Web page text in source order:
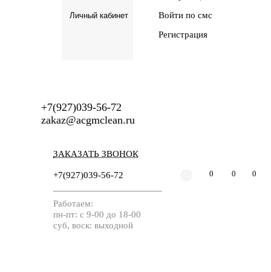
Личный кабинет
Войти по смс
Регистрация
+7(927)039-56-72
zakaz@acgmclean.ru
ЗАКАЗАТЬ ЗВОНОК
+7(927)039-56-72
Работаем:
пн-пт: с 9-00 до 18-00
суб, воск: выходной
0 0 0